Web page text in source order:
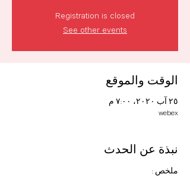
Registration is closed
See other events
الوقت والموقع
٢٥ آب ٢٠٢٠، ٧:٠٠ م
webex
نبذة عن الحدث
ملخص :